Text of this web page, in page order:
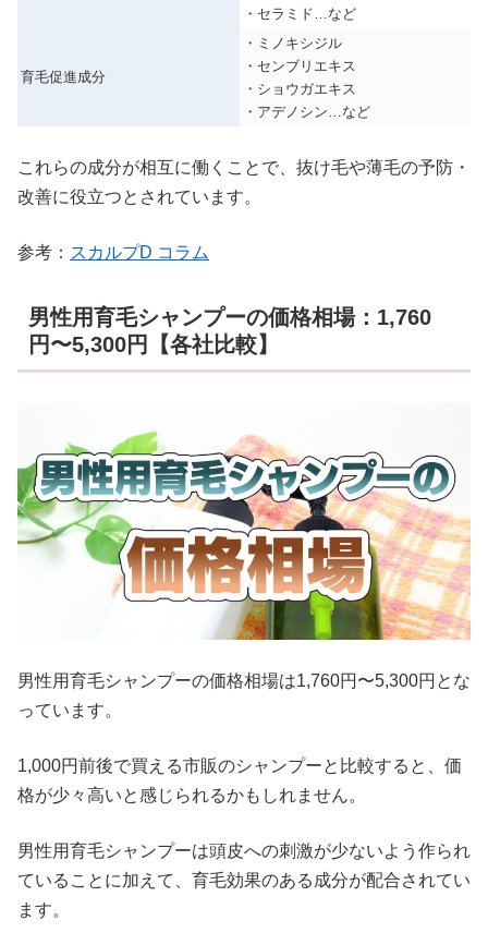
・セラミド…など
育毛促進成分
・ミノキシジル
・センブリエキス
・ショウガエキス
・アデノシン…など
これらの成分が相互に働くことで、抜け毛や薄毛の予防・
改善に役立つとされています。
参考： スカルプD コラム
男性用育毛シャンプーの価格相場：1,760
円〜5,300円【各社比較】
男性用育毛シャンプーの価格相場は1,760円〜5,300円とな
っています。
1,000円前後で買える市販のシャンプーと比較すると、価
格が少々高いと感じられるかもしれません。
男性用育毛シャンプーは頭皮への刺激が少ないよう作られ
ていることに加えて、育毛効果のある成分が配合されてい
ます。